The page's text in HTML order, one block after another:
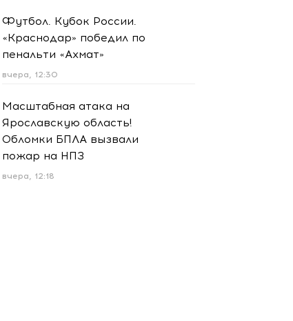
Футбол. Кубок России.
«Краснодар» победил по
пенальти «Ахмат»
вчера, 12:30
Масштабная атака на
Ярославскую область!
Обломки БПЛА вызвали
пожар на НПЗ
вчера, 12:18